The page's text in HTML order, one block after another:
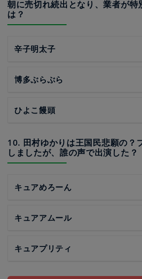
朝に売切れ続出となり、業者が特
は？
辛子明太子
博多ぶらぶら
ひよこ饅頭
10. 田村ゆかりは王国民悲願の？
しましたが、誰の声で出演した？
キュアめろーん
キュアアムール
キュアプリティ